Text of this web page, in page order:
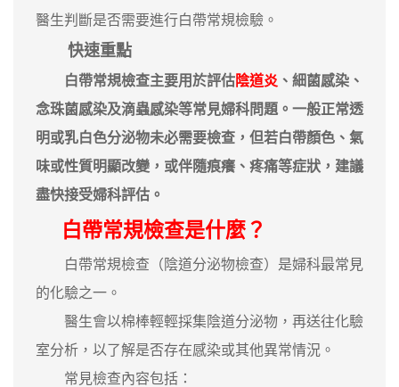
醫生判斷是否需要進行白帶常規檢驗。
快速重點
白帶常規檢查主要用於評估陰道炎 、細菌感染、
念珠菌感染及滴蟲感染等常見婦科問題。一般正常透
明或乳白色分泌物未必需要檢查，但若白帶顏色、氣
味或性質明顯改變，或伴隨痕癢、疼痛等症狀，建議
盡快接受婦科評估。
白帶常規檢查是什麼？
白帶常規檢查（陰道分泌物檢查）是婦科最常見
的化驗之一。
醫生會以棉棒輕輕採集陰道分泌物，再送往化驗
室分析，以了解是否存在感染或其他異常情況。
常見檢查內容包括：